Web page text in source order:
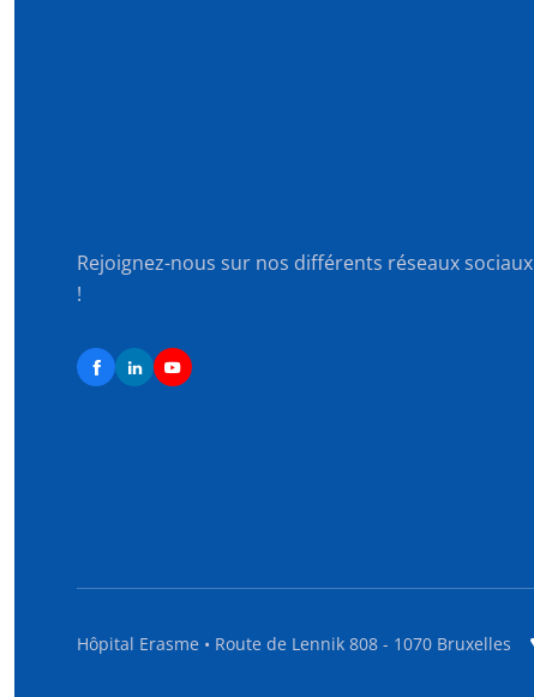
Rejoignez-nous sur nos différents réseaux sociaux
!
Hôpital Erasme • Route de Lennik 808 - 1070 Bruxelles